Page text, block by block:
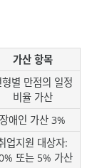
가산 항목
형별 만점의 일정
비율 가산
장애인 가산 3%
업지원 대상자:
또는 5% 가산